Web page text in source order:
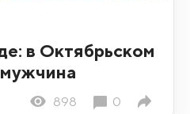
в Октябрьском
898 0